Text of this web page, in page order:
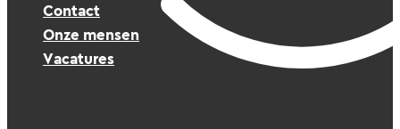
Contact
Onze mensen
Vacatures